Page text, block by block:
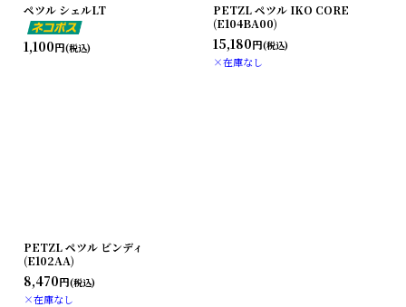
ペツル シェルLT
1,100円(税込)
PETZL ペツル IKO CORE
(E104BA00)
15,180円(税込)
×在庫なし
PETZL ペツル ビンディ
(E102AA)
8,470円(税込)
×在庫なし